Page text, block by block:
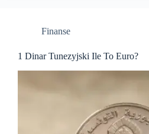
Finanse
1 Dinar Tunezyjski Ile To Euro?